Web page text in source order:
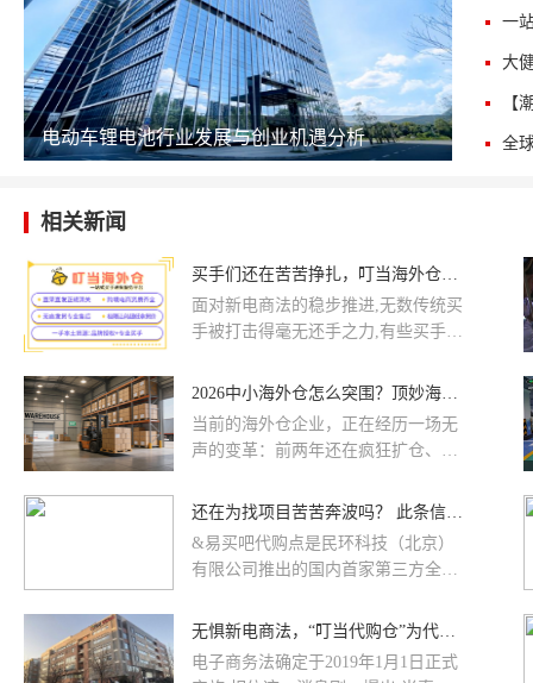
电动车锂电池行业发展与创业机遇分析
相关新闻
买手们还在苦苦挣扎，叮当海外仓帮你转型做大佬
面对新电商法的稳步推进,无数传统买
手被打击得毫无还手之力,有些买手交
违法被判了刑。58集团重金领投的叮
一个专属的进货补货神器,货品更全、
时效更快,让买手安心赚钱
2026中小海外仓怎么突围？顶妙海外仓WMS一文助您抢占先机！
当前的海外仓企业，正在经历一场无
声的变革：前两年还在疯狂扩仓、抢
可今年一开年，风向似乎在反转：低
不到钱，跨境电商卖家在海外仓选型
时越来越理性，只认稳定、透明、高
还在为找项目苦苦奔波吗？ 此条信息能给你一些帮助！
&易买吧代购点是民环科技（北京）
有限公司推出的国内首家第三方全民
多家代购点，集淘宝、苏宁易购、亚
值、采票、飞机票等到服装鞋帽、数
无惧新电商法，“叮当代购仓”为代购保驾护航
电子商务法确定于2019年1月1日正式